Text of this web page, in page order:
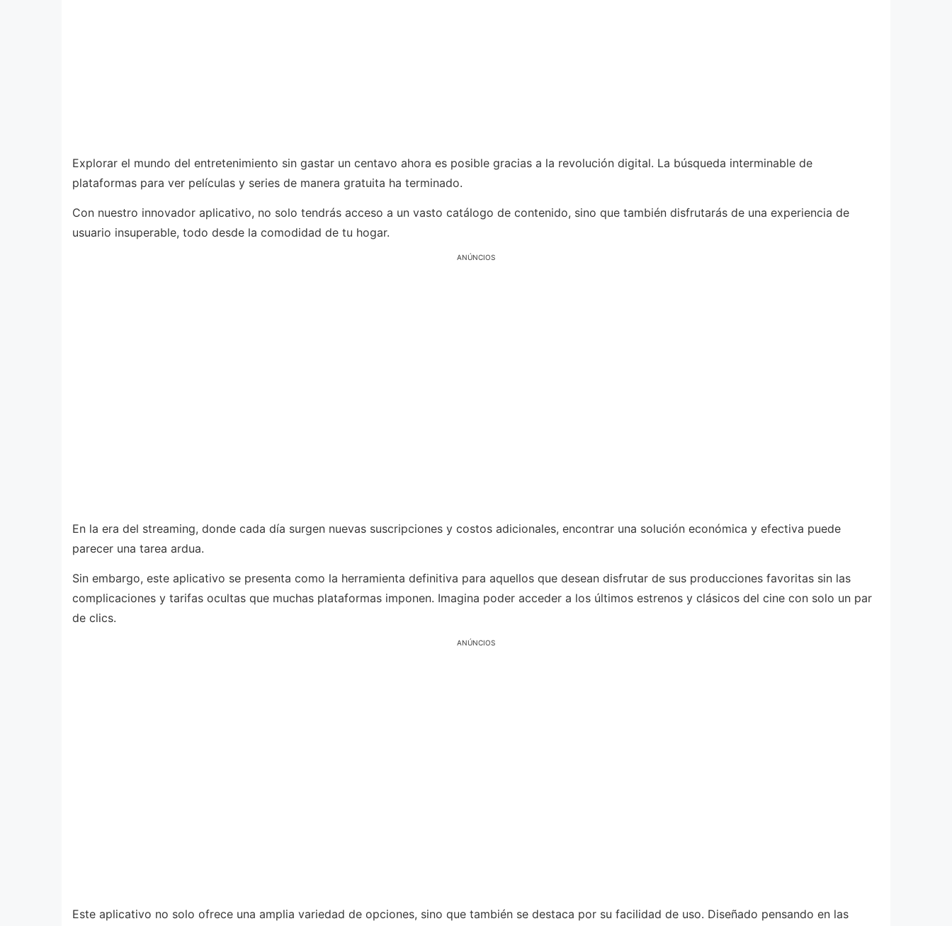
Explorar el mundo del entretenimiento sin gastar un centavo ahora es posible gracias a la revolución digital. La búsqueda interminable de
plataformas para ver películas y series de manera gratuita ha terminado.
Con nuestro innovador aplicativo, no solo tendrás acceso a un vasto catálogo de contenido, sino que también disfrutarás de una experiencia de
usuario insuperable, todo desde la comodidad de tu hogar.
ANÚNCIOS
En la era del streaming, donde cada día surgen nuevas suscripciones y costos adicionales, encontrar una solución económica y efectiva puede
parecer una tarea ardua.
Sin embargo, este aplicativo se presenta como la herramienta definitiva para aquellos que desean disfrutar de sus producciones favoritas sin las
complicaciones y tarifas ocultas que muchas plataformas imponen. Imagina poder acceder a los últimos estrenos y clásicos del cine con solo un par
de clics.
ANÚNCIOS
Este aplicativo no solo ofrece una amplia variedad de opciones, sino que también se destaca por su facilidad de uso. Diseñado pensando en las